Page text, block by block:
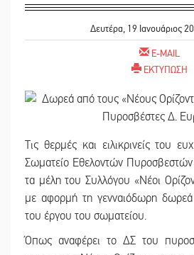
Δευτέρα, 19 Ιανουάριος
E-MAIL
ΕΚΤΥΠΩΣΗ
Τις θερμές και ειλικρινείς του
Σωματείο Εθελοντών
τα μέλη του Συλλόγου «Νέοι
με αφορμή τη γενναιόδωρη
του έργου του σωματείου.
Όπως αναφέρει το ΔΣ του